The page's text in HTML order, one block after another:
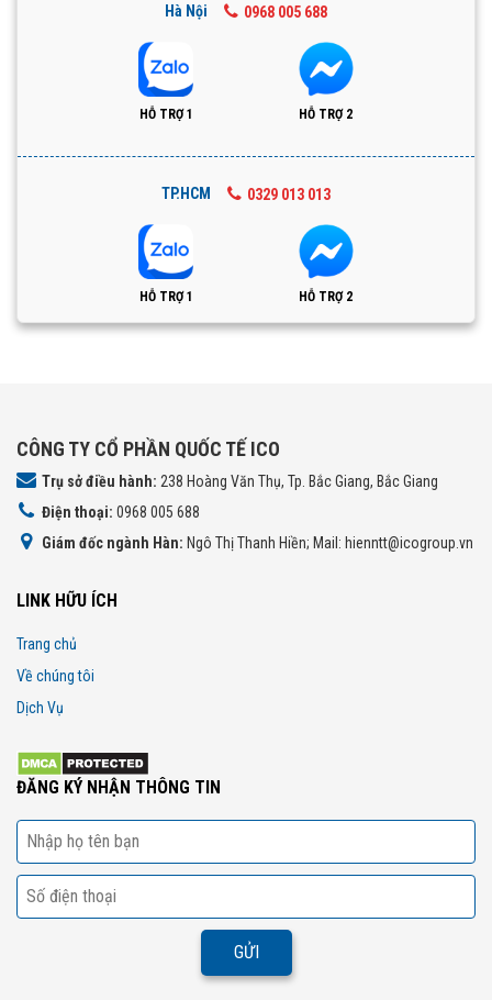
Hà Nội 0968 005 688
HỖ TRỢ 1 HỖ TRỢ 2
TP.HCM 0329 013 013
HỖ TRỢ 1 HỖ TRỢ 2
CÔNG TY CỔ PHẦN QUỐC TẾ ICO
Trụ sở điều hành: 238 Hoàng Văn Thụ, Tp. Bắc Giang, Bắc Giang
Điện thoại: 0968 005 688
Giám đốc ngành Hàn: Ngô Thị Thanh Hiền; Mail: hienntt@icogroup.vn
LINK HỮU ÍCH
Trang chủ
Về chúng tôi
Dịch Vụ
ĐĂNG KÝ NHẬN THÔNG TIN